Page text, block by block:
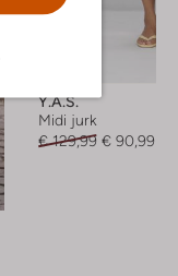
Y.a.s.
Midi jurk
€ 129,99 € 90,99